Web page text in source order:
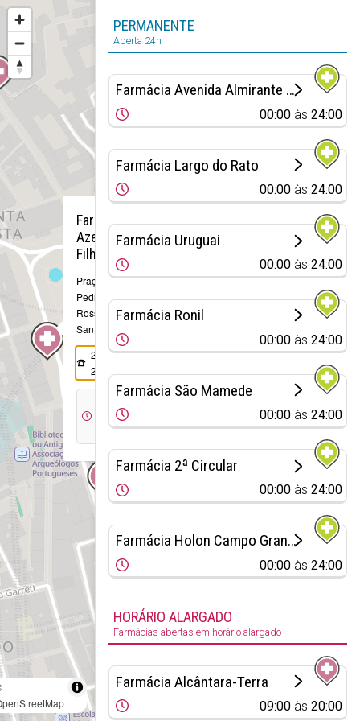
Farmácia
Azevedo &
Filhos
Praça D.
Pedro IV, 31 -
Rossio
Santa Justa
213 401
210
10:00
19:00
×
PERMANENTE
Aberta 24h
Farmácia Avenida Almirante Gago Coutinho
00:00 às24:00
Farmácia Largo do Rato
00:00 às24:00
Farmácia Uruguai
00:00 às24:00
Farmácia Ronil
00:00 às24:00
Farmácia São Mamede
00:00 às24:00
Farmácia 2ª Circular
00:00 às24:00
Farmácia Holon Campo Grande
00:00 às24:00
HORÁRIO ALARGADO
Farmácias abertas em horário alargado
Farmácia Alcântara-Terra
09:00 às20:00